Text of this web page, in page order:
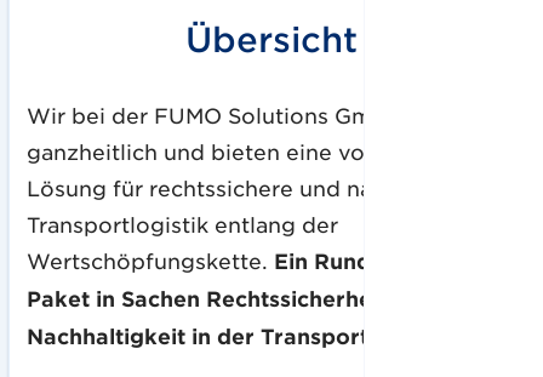
Übersicht
Wir bei der FUMO Solutions GmbH denken
ganzheitlich und bieten eine vollumfängliche
Lösung für rechtssichere und nachhaltige
Transportlogistik entlang der
Wertschöpfungskette. Ein Rundum-sorglos-
Paket in Sachen Rechtssicherheit und
Nachhaltigkeit in der Transportlogistik.